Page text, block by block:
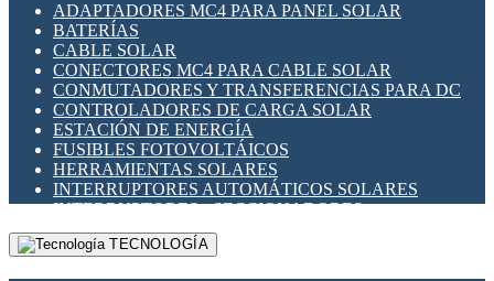
ADAPTADORES MC4 PARA PANEL SOLAR
BATERÍAS
CABLE SOLAR
CONECTORES MC4 PARA CABLE SOLAR
CONMUTADORES Y TRANSFERENCIAS PARA DC
CONTROLADORES DE CARGA SOLAR
ESTACIÓN DE ENERGÍA
FUSIBLES FOTOVOLTÁICOS
HERRAMIENTAS SOLARES
INTERRUPTORES AUTOMÁTICOS SOLARES
INTERRUPTORES - SECCIONADORES
FOTOVOLTÁICOS
MONTAJE PANEL SOLAR
TECNOLOGÍA